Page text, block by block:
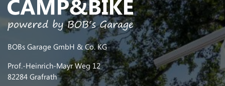
BOBs Garage GmbH & Co. KG
Prof.-Heinrich-Mayr Weg 12
82284 Grafrath